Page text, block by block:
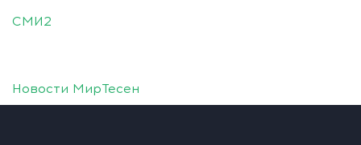
СМИ2
Новости МирТесен